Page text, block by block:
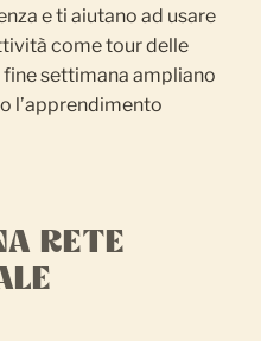
e ti aiutano ad usare
come tour delle
settimana ampliano
l’apprendimento
RETE